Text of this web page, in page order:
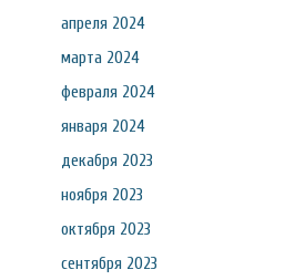
апреля 2024
марта 2024
февраля 2024
января 2024
декабря 2023
ноября 2023
октября 2023
сентября 2023